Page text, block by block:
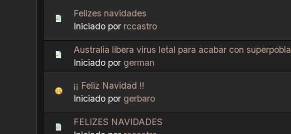
Felizes navidades
Iniciado por rccastro
Australia libera virus letal para acabar con
Iniciado por german
¡¡ Feliz Navidad !!
Iniciado por gerbaro
FELIZES NAVIDADES